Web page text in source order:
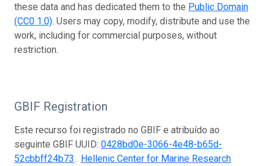
these data and has dedicated them to the Public Domain
(CC0 1.0). Users may copy, modify, distribute and use the
work, including for commercial purposes, without
restriction.
GBIF Registration
Este recurso foi registrado no GBIF e atribuído ao
seguinte GBIF UUID: 0428bd0e-3066-4e48-b65d-
52cbbff24b73. Hellenic Center for Marine Research